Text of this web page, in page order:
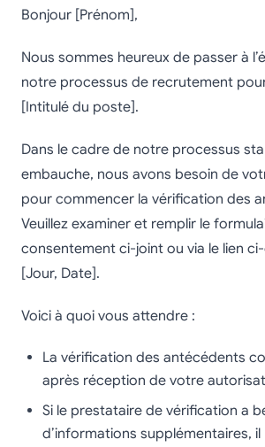
Bonjour [Prénom],
Nous sommes heureux de passer à
notre processus de recrutement
[Intitulé du poste].
Dans le cadre de notre processus
embauche, nous avons besoin de
pour commencer la vérification des
Veuillez examiner et remplir le
consentement ci-joint ou via le lien
[Jour, Date].
Voici à quoi vous attendre :
La vérification des antécédents
après réception de votre
Si le prestataire de vérification a
d’informations supplémentaires,